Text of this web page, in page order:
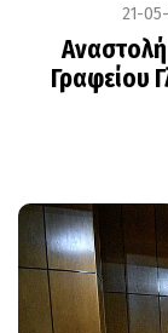
21-
Αναστολή
Γραφείου